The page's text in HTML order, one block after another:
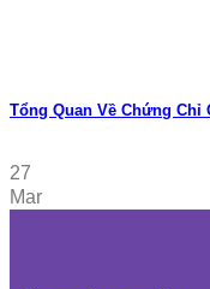
Tổng Quan Về Chứng Chỉ
27
Mar